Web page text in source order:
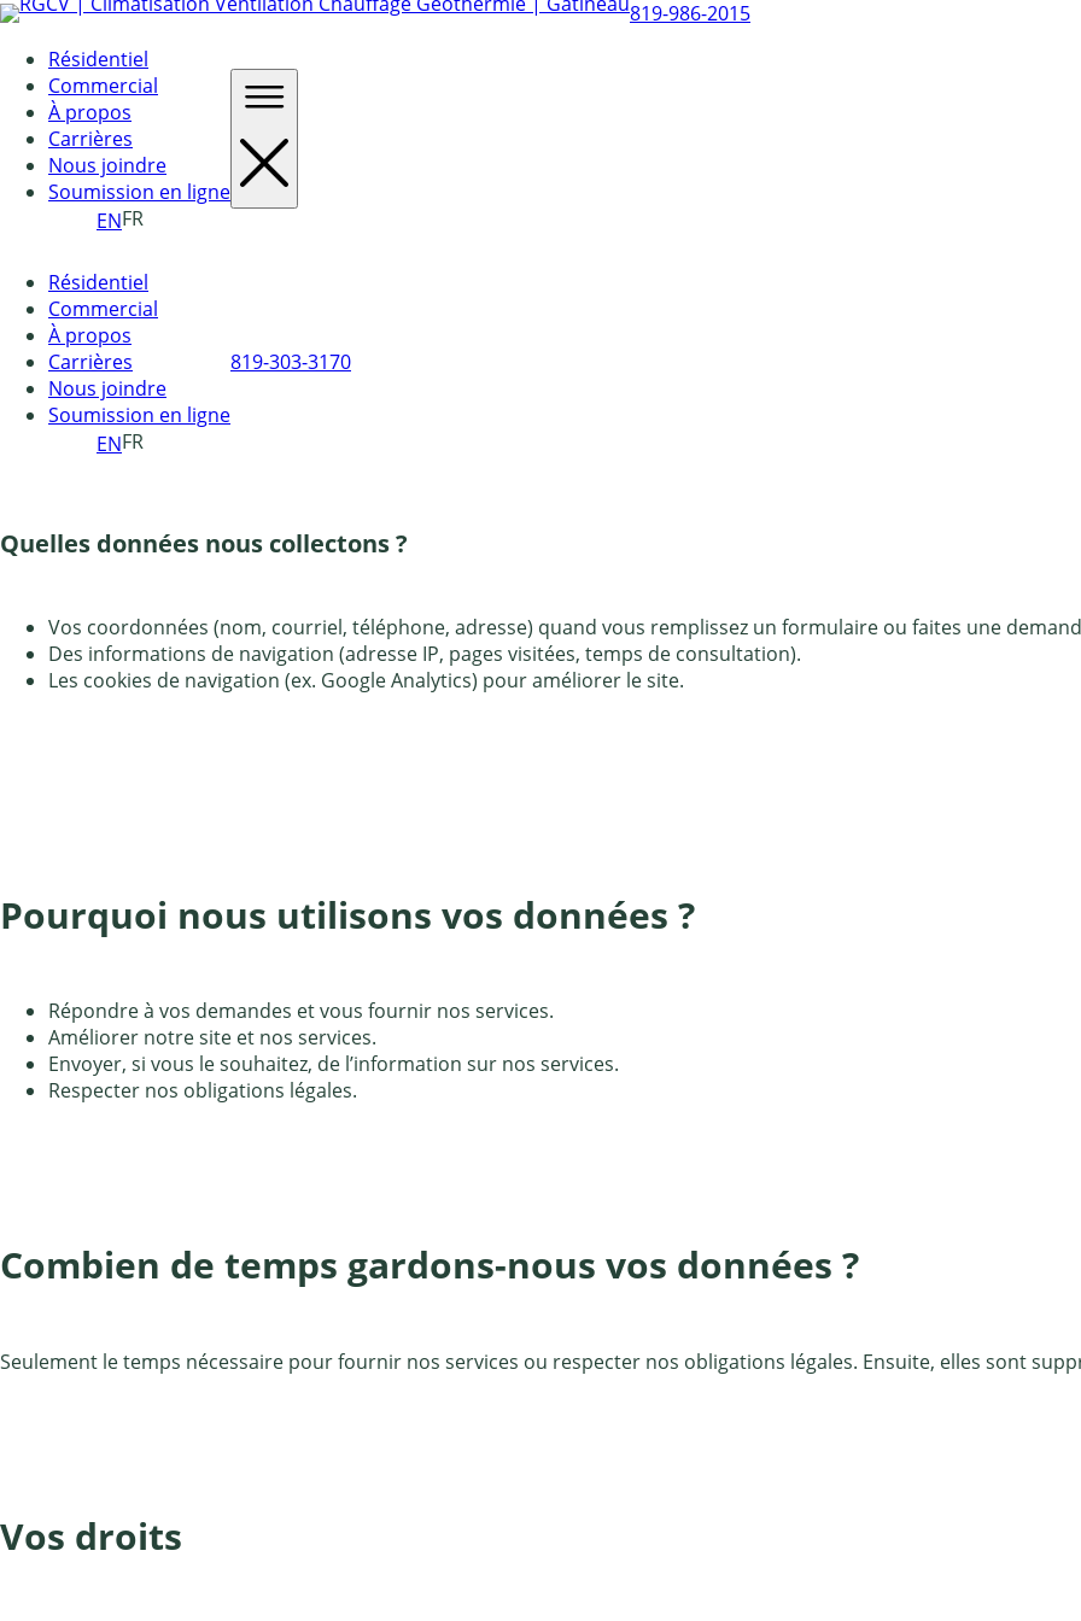
819-986-2015
Résidentiel
Commercial
À propos
Carrières
Nous joindre
Soumission en ligne
ENFR
Résidentiel
Commercial
À propos
Carrières
Nous joindre
Soumission en ligne
ENFR
819-303-3170
Quelles données nous collectons ?
Vos coordonnées (nom, courriel, téléphone, adresse) quand vous remplissez un formulaire ou faites une
Des informations de navigation (adresse IP, pages visitées, temps de consultation).
Les cookies de navigation (ex. Google Analytics) pour améliorer le site.
Pourquoi nous utilisons vos données ?
Répondre à vos demandes et vous fournir nos services.
Améliorer notre site et nos services.
Envoyer, si vous le souhaitez, de l’information sur nos services.
Respecter nos obligations légales.
Combien de temps gardons-nous vos données ?
Seulement le temps nécessaire pour fournir nos services ou respecter nos obligations légales. Ensuite, elles sont
Vos droits